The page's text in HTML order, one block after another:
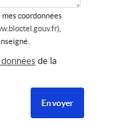
coordonnées
),
de la